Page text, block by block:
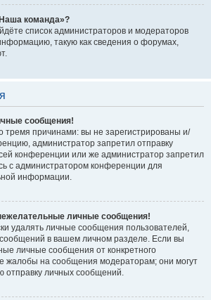
команда»?
список администраторов и модераторов
такую как сведения о форумах,
сообщения!
тремя причинами: вы не зарегистрированы и/
администратор запретил отправку
конференции или же администратор запретил
с администратором конференции для
информации.
личные сообщения!
удалять личные сообщения пользователей,
в вашем личном разделе. Если вы
личные сообщения от конкретного
жалобы на сообщения модераторам; они могут
отправку личных сообщений.